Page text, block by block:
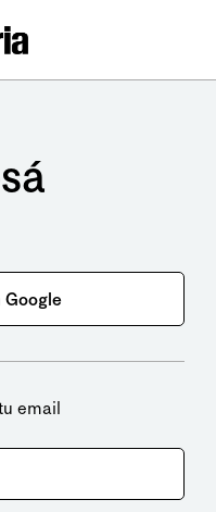
Google
email